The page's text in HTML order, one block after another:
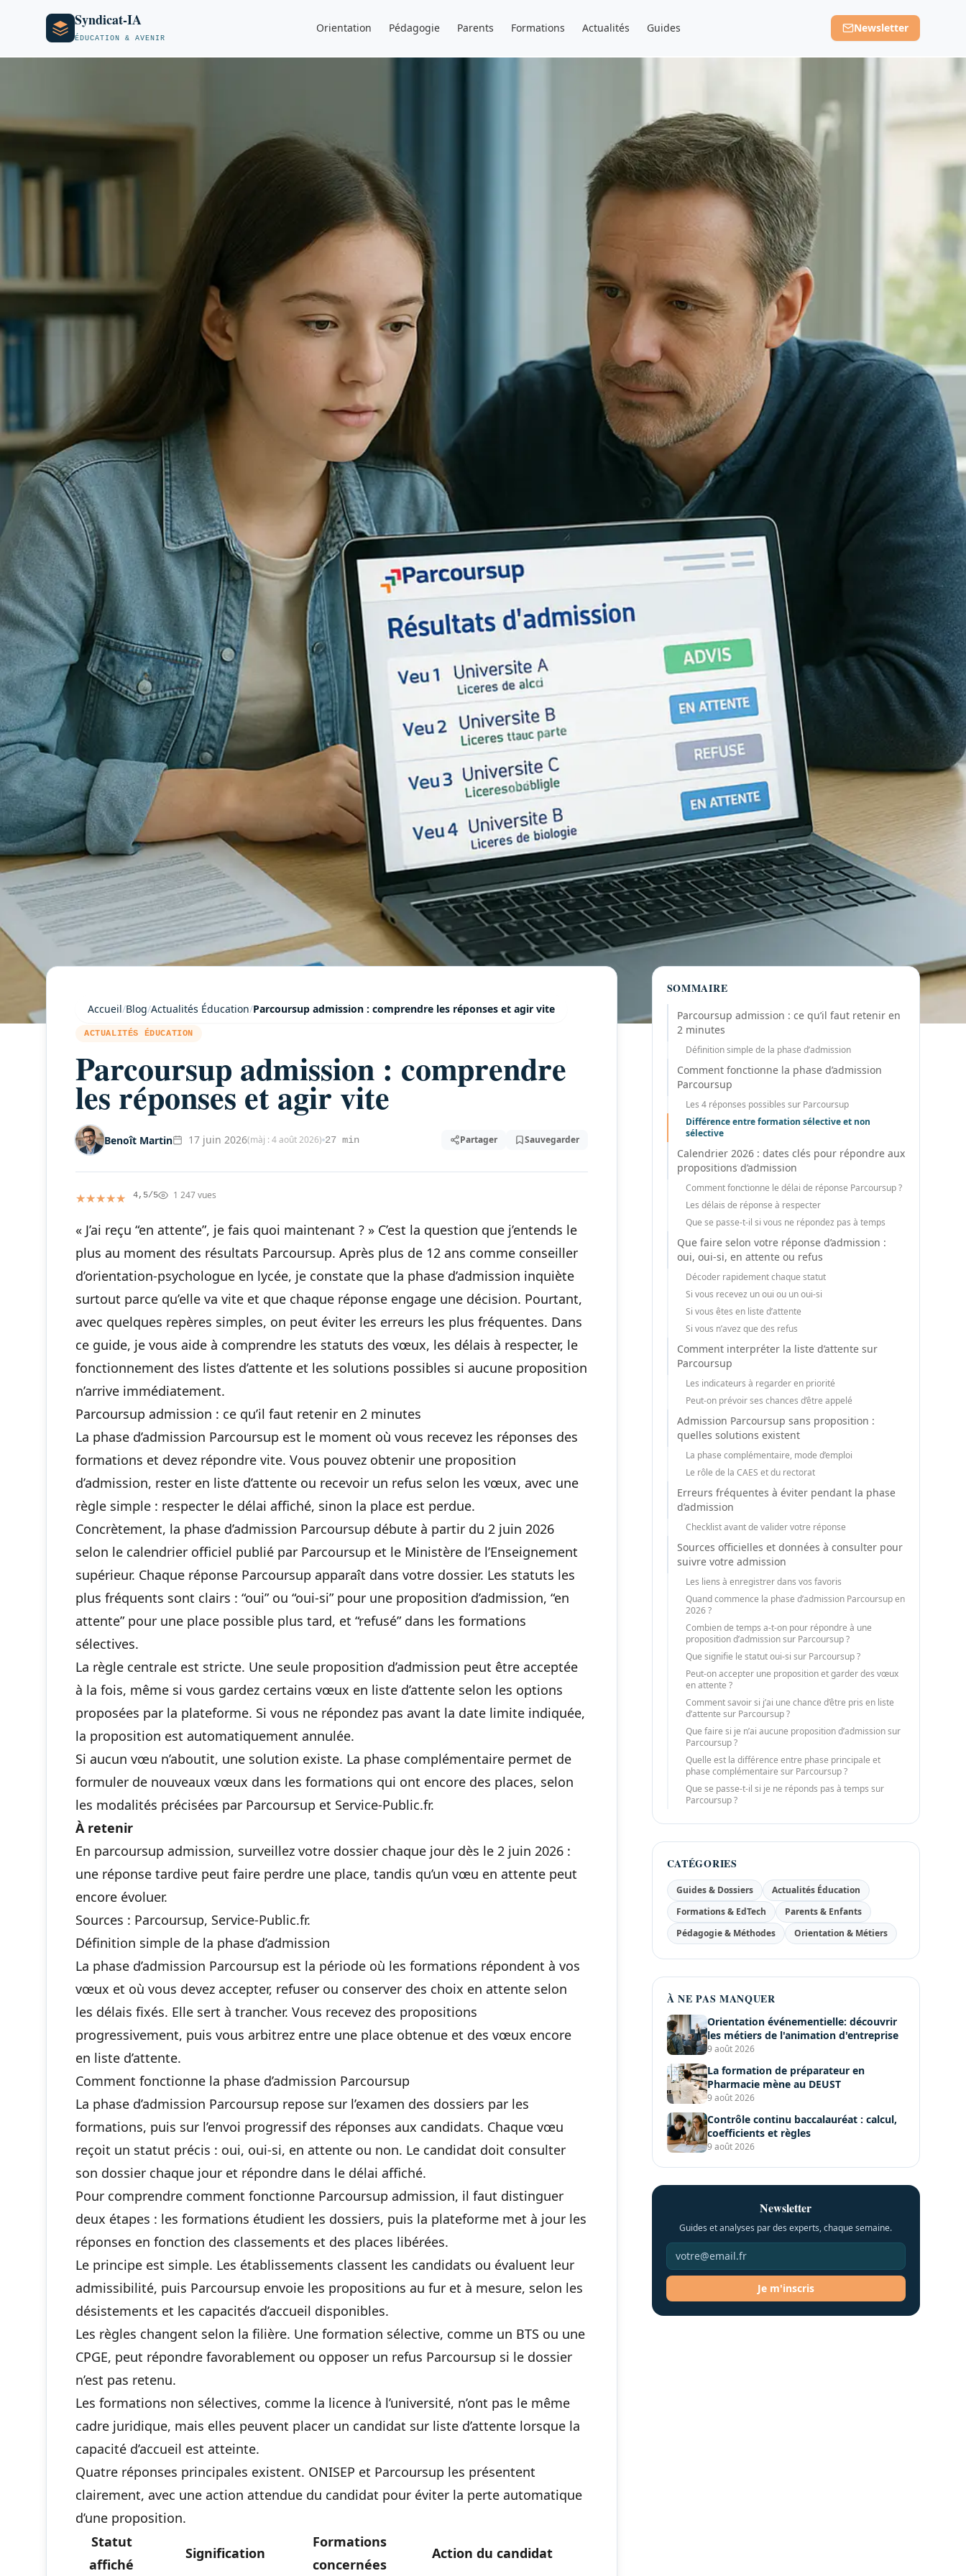
Syndicat-IA
ÉDUCATION & AVENIR
Orientation Pédagogie Parents Formations Actualités Guides Newsletter
Accueil/Blog/Actualités Éducation/Parcoursup admission : comprendre les réponses et agir vite
ACTUALITÉS ÉDUCATION
Parcoursup admission : comprendre
les réponses et agir vite
Benoît Martin 17 juin 2026(màj : 4 août 2026) 27 min Partager Sauvegarder
★★★★★
★★★★★ 4,5/5 1 247 vues
« J’ai reçu “en attente”, je fais quoi maintenant ? » C’est la question que j’entends le
plus au moment des résultats Parcoursup. Après plus de 12 ans comme conseiller
d’orientation-psychologue en lycée, je constate que la phase d’admission inquiète
surtout parce qu’elle va vite et que chaque réponse engage une décision. Pourtant,
avec quelques repères simples, on peut éviter les erreurs les plus fréquentes. Dans
ce guide, je vous aide à comprendre les statuts des vœux, les délais à respecter, le
fonctionnement des listes d’attente et les solutions possibles si aucune proposition
n’arrive immédiatement.
Parcoursup admission : ce qu’il faut retenir en 2 minutes
La phase d’admission Parcoursup est le moment où vous recevez les réponses des
formations et devez répondre vite. Vous pouvez obtenir une proposition
d’admission, rester en liste d’attente ou recevoir un refus selon les vœux, avec une
règle simple : respecter le délai affiché, sinon la place est perdue.
Concrètement, la phase d’admission Parcoursup débute à partir du 2 juin 2026
selon le calendrier officiel publié par Parcoursup et le Ministère de l’Enseignement
supérieur. Chaque réponse Parcoursup apparaît dans votre dossier. Les statuts les
plus fréquents sont clairs : “oui” ou “oui-si” pour une proposition d’admission, “en
attente” pour une place possible plus tard, et “refusé” dans les formations
sélectives.
La règle centrale est stricte. Une seule proposition d’admission peut être acceptée
à la fois, même si vous gardez certains vœux en liste d’attente selon les options
proposées par la plateforme. Si vous ne répondez pas avant la date limite indiquée,
la proposition est automatiquement annulée.
Si aucun vœu n’aboutit, une solution existe. La phase complémentaire permet de
formuler de nouveaux vœux dans les formations qui ont encore des places, selon
les modalités précisées par Parcoursup et Service-Public.fr.
À retenir
En parcoursup admission, surveillez votre dossier chaque jour dès le 2 juin 2026 :
une réponse tardive peut faire perdre une place, tandis qu’un vœu en attente peut
encore évoluer.
Sources : Parcoursup, Service-Public.fr.
Définition simple de la phase d’admission
La phase d’admission Parcoursup est la période où les formations répondent à vos
vœux et où vous devez accepter, refuser ou conserver des choix en attente selon
les délais fixés. Elle sert à trancher. Vous recevez des propositions
progressivement, puis vous arbitrez entre une place obtenue et des vœux encore
en liste d’attente.
Comment fonctionne la phase d’admission Parcoursup
La phase d’admission Parcoursup repose sur l’examen des dossiers par les
formations, puis sur l’envoi progressif des réponses aux candidats. Chaque vœu
reçoit un statut précis : oui, oui-si, en attente ou non. Le candidat doit consulter
son dossier chaque jour et répondre dans le délai affiché.
Pour comprendre comment fonctionne Parcoursup admission, il faut distinguer
deux étapes : les formations étudient les dossiers, puis la plateforme met à jour les
réponses en fonction des classements et des places libérées.
Le principe est simple. Les établissements classent les candidats ou évaluent leur
admissibilité, puis Parcoursup envoie les propositions au fur et à mesure, selon les
désistements et les capacités d’accueil disponibles.
Les règles changent selon la filière. Une formation sélective, comme un BTS ou une
CPGE, peut répondre favorablement ou opposer un refus Parcoursup si le dossier
n’est pas retenu.
Les formations non sélectives, comme la licence à l’université, n’ont pas le même
cadre juridique, mais elles peuvent placer un candidat sur liste d’attente lorsque la
capacité d’accueil est atteinte.
Quatre réponses principales existent. ONISEP et Parcoursup les présentent
clairement, avec une action attendue du candidat pour éviter la perte automatique
d’une proposition.
Statut
affiché
Signification
Formations
concernées
Action du candidat
SOMMAIRE
Parcoursup admission : ce qu’il faut retenir en
2 minutes
Définition simple de la phase d’admission
Comment fonctionne la phase d’admission
Parcoursup
Les 4 réponses possibles sur Parcoursup
Différence entre formation sélective et non
sélective
Calendrier 2026 : dates clés pour répondre aux
propositions d’admission
Comment fonctionne le délai de réponse Parcoursup ?
Les délais de réponse à respecter
Que se passe-t-il si vous ne répondez pas à temps
Que faire selon votre réponse d’admission :
oui, oui-si, en attente ou refus
Décoder rapidement chaque statut
Si vous recevez un oui ou un oui-si
Si vous êtes en liste d’attente
Si vous n’avez que des refus
Comment interpréter la liste d’attente sur
Parcoursup
Les indicateurs à regarder en priorité
Peut-on prévoir ses chances d’être appelé
Admission Parcoursup sans proposition :
quelles solutions existent
La phase complémentaire, mode d’emploi
Le rôle de la CAES et du rectorat
Erreurs fréquentes à éviter pendant la phase
d’admission
Checklist avant de valider votre réponse
Sources officielles et données à consulter pour
suivre votre admission
Les liens à enregistrer dans vos favoris
Quand commence la phase d’admission Parcoursup en
2026 ?
Combien de temps a-t-on pour répondre à une
proposition d’admission sur Parcoursup ?
Que signifie le statut oui-si sur Parcoursup ?
Peut-on accepter une proposition et garder des vœux
en attente ?
Comment savoir si j’ai une chance d’être pris en liste
d’attente sur Parcoursup ?
Que faire si je n’ai aucune proposition d’admission sur
Parcoursup ?
Quelle est la différence entre phase principale et
phase complémentaire sur Parcoursup ?
Que se passe-t-il si je ne réponds pas à temps sur
Parcoursup ?
CATÉGORIES
Guides & Dossiers
Actualités Éducation
Formations & EdTech
Parents & Enfants
Pédagogie & Méthodes
Orientation & Métiers
À NE PAS MANQUER
Orientation événementielle: découvrir
les métiers de l'animation d'entreprise
9 août 2026
La formation de préparateur en
Pharmacie mène au DEUST
9 août 2026
Contrôle continu baccalauréat : calcul,
coefficients et règles
9 août 2026
Newsletter
Guides et analyses par des experts, chaque semaine.
Je m'inscris